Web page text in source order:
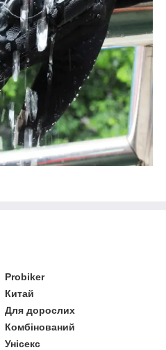
Probiker
Китай
Для дорослих
Комбінований
Унісекс